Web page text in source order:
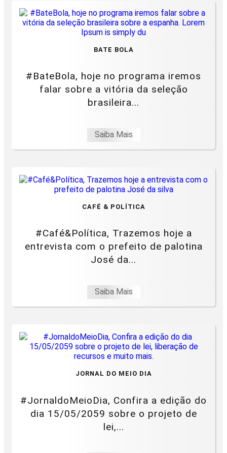
BATE BOLA
#BateBola, hoje no programa iremos
falar sobre a vitória da seleção
brasileira...
Saiba Mais
CAFÉ & POLÍTICA
#Café&Política, Trazemos hoje a
entrevista com o prefeito de palotina
José da...
Saiba Mais
JORNAL DO MEIO DIA
#JornaldoMeioDia, Confira a edição do
dia 15/05/2059 sobre o projeto de
lei,...